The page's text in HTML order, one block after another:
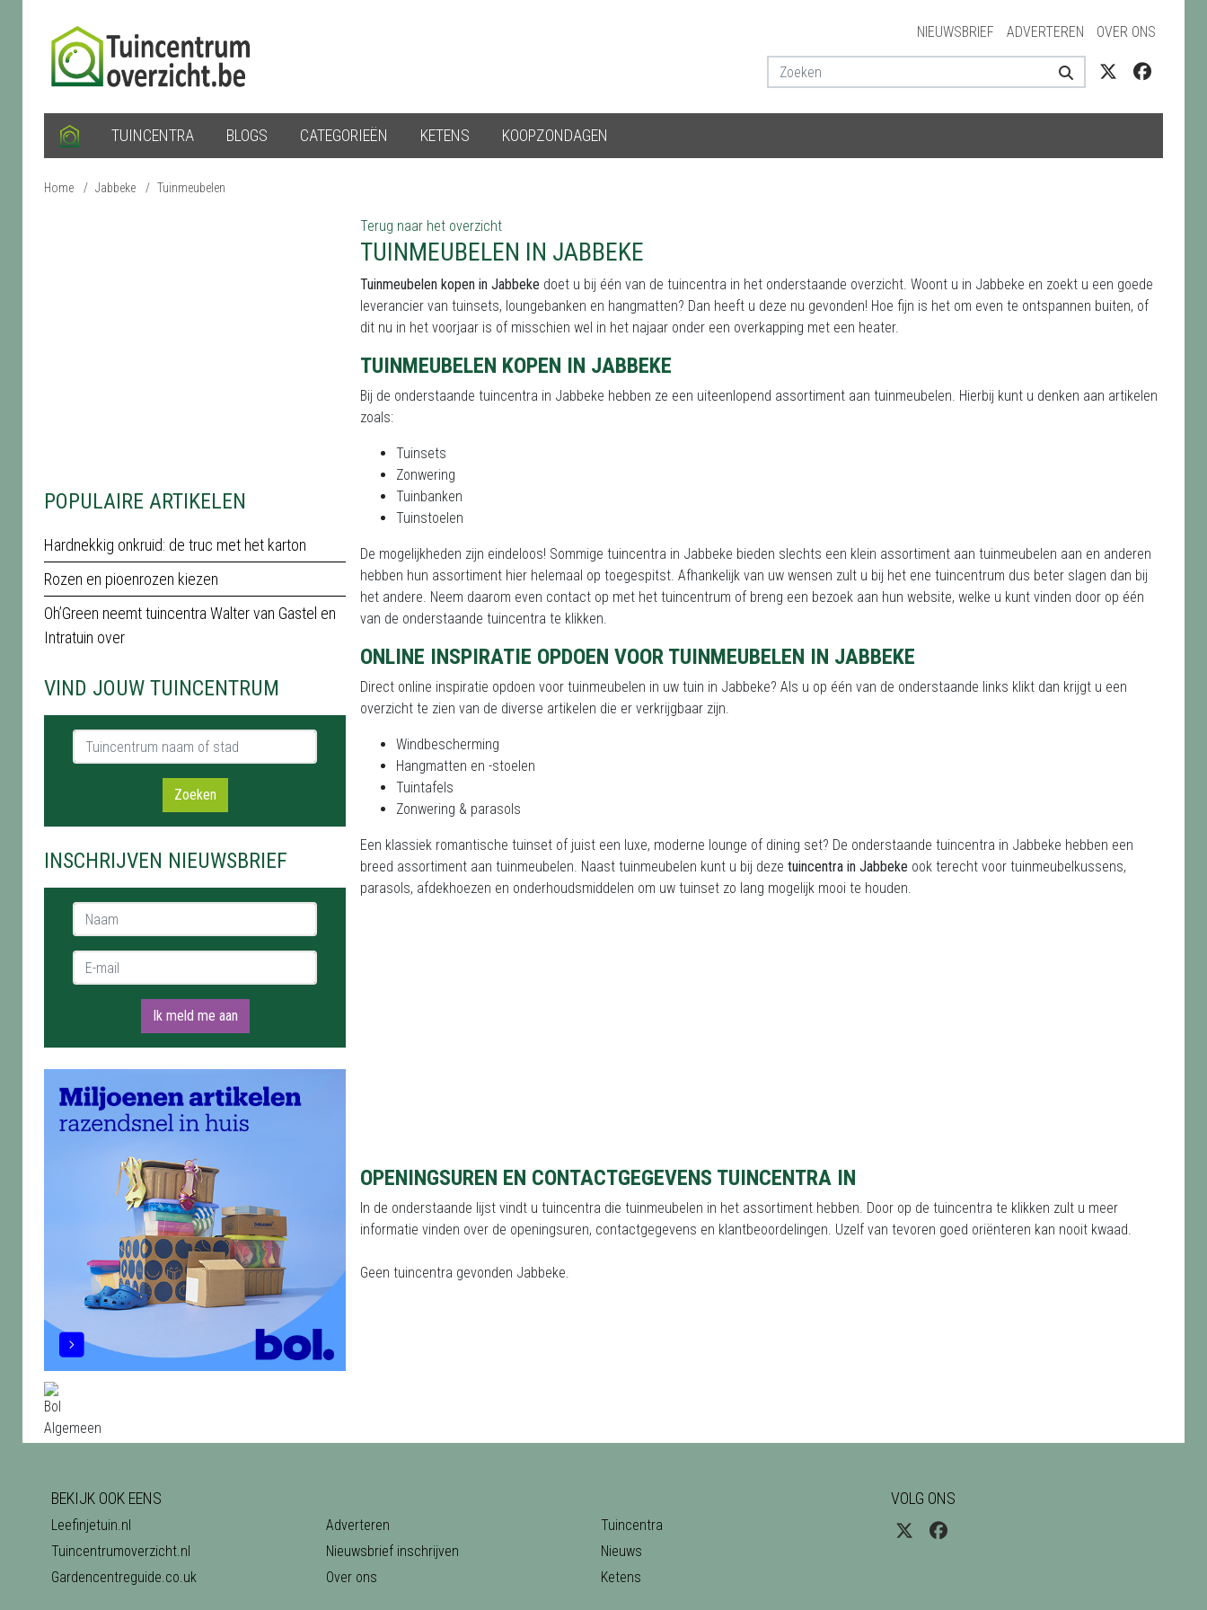
NIEUWSBRIEF ADVERTEREN OVER ONS
TUINCENTRA BLOGS CATEGORIEËN KETENS KOOPZONDAGEN
Home / Jabbeke / Tuinmeubelen
POPULAIRE ARTIKELEN
Hardnekkig onkruid: de truc met het karton
Rozen en pioenrozen kiezen
Oh’Green neemt tuincentra Walter van Gastel en
Intratuin over
VIND JOUW TUINCENTRUM
Tuincentrum naam of stad
Zoeken
INSCHRIJVEN NIEUWSBRIEF
Naam *
E-mail *
Ik meld me aan
Terug naar het overzicht
TUINMEUBELEN IN JABBEKE
Tuinmeubelen kopen in Jabbeke doet u bij één van de tuincentra in het onderstaande overzicht. Woont u in Jabbeke en zoekt u een goede
leverancier van tuinsets, loungebanken en hangmatten? Dan heeft u deze nu gevonden! Hoe fijn is het om even te ontspannen buiten, of
dit nu in het voorjaar is of misschien wel in het najaar onder een overkapping met een heater.
TUINMEUBELEN KOPEN IN JABBEKE
Bij de onderstaande tuincentra in Jabbeke hebben ze een uiteenlopend assortiment aan tuinmeubelen. Hierbij kunt u denken aan artikelen
zoals:
Tuinsets
Zonwering
Tuinbanken
Tuinstoelen
De mogelijkheden zijn eindeloos! Sommige tuincentra in Jabbeke bieden slechts een klein assortiment aan tuinmeubelen aan en anderen
hebben hun assortiment hier helemaal op toegespitst. Afhankelijk van uw wensen zult u bij het ene tuincentrum dus beter slagen dan bij
het andere. Neem daarom even contact op met het tuincentrum of breng een bezoek aan hun website, welke u kunt vinden door op één
van de onderstaande tuincentra te klikken.
ONLINE INSPIRATIE OPDOEN VOOR TUINMEUBELEN IN JABBEKE
Direct online inspiratie opdoen voor tuinmeubelen in uw tuin in Jabbeke? Als u op één van de onderstaande links klikt dan krijgt u een
overzicht te zien van de diverse artikelen die er verkrijgbaar zijn.
Windbescherming
Hangmatten en -stoelen
Tuintafels
Zonwering & parasols
Een klassiek romantische tuinset of juist een luxe, moderne lounge of dining set? De onderstaande tuincentra in Jabbeke hebben een
breed assortiment aan tuinmeubelen. Naast tuinmeubelen kunt u bij deze tuincentra in Jabbeke ook terecht voor tuinmeubelkussens,
parasols, afdekhoezen en onderhoudsmiddelen om uw tuinset zo lang mogelijk mooi te houden.
OPENINGSUREN EN CONTACTGEGEVENS TUINCENTRA IN
In de onderstaande lijst vindt u tuincentra die tuinmeubelen in het assortiment hebben. Door op de tuincentra te klikken zult u meer
informatie vinden over de openingsuren, contactgegevens en klantbeoordelingen. Uzelf van tevoren goed oriënteren kan nooit kwaad.
Geen tuincentra gevonden Jabbeke.
BEKIJK OOK EENS
Leefinjetuin.nl
Tuincentrumoverzicht.nl
Gardencentreguide.co.uk
Adverteren
Nieuwsbrief inschrijven
Over ons
Tuincentra
Nieuws
Ketens
VOLG ONS